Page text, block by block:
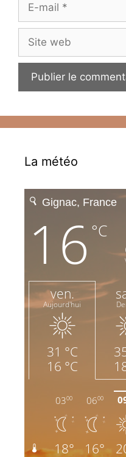
mail
web
La météo